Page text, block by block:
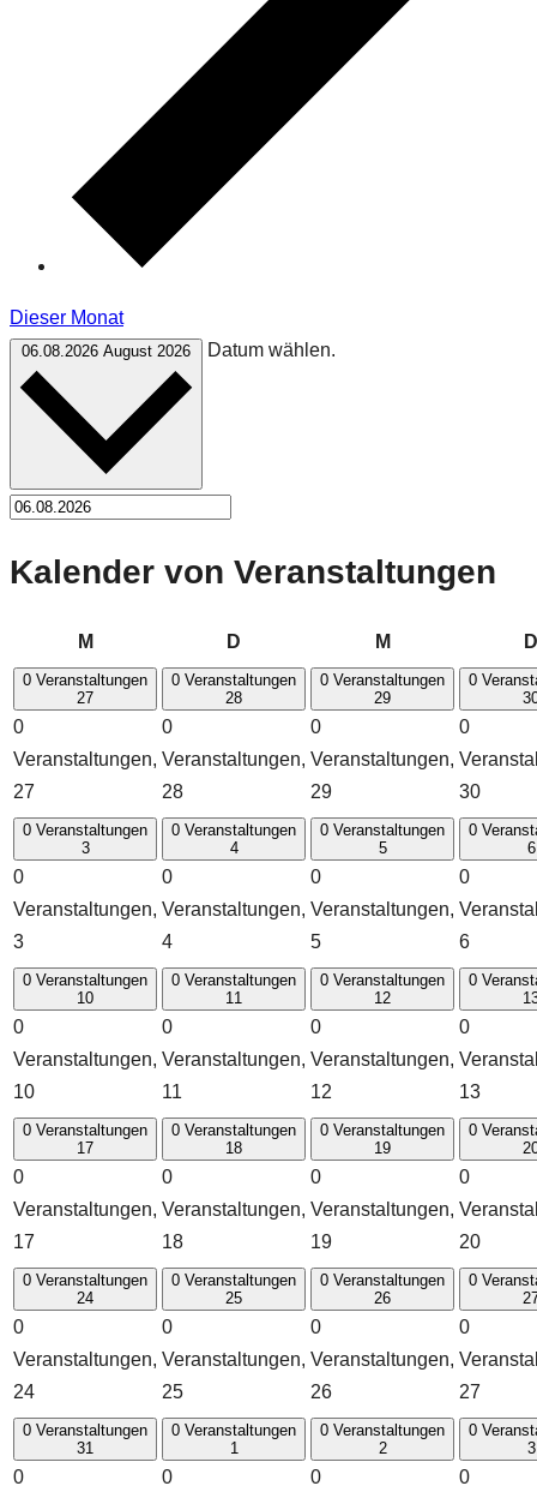
Dieser Monat
06.08.2026 August 2026 Datum wählen.
Kalender von Veranstaltungen
MMontag D MMittwoch D
0 Veranstaltungen
27
0
Veranstaltungen,
27
0 Veranstaltungen
28
0
Veranstaltungen,
28
0 Veranstaltungen
29
0
Veranstaltungen,
29
0
0
30
0 Veranstaltungen
3
0
Veranstaltungen,
3
0 Veranstaltungen
4
0
Veranstaltungen,
4
0 Veranstaltungen
5
0
Veranstaltungen,
5
0
6
0
6
0 Veranstaltungen
10
0
Veranstaltungen,
10
0 Veranstaltungen
11
0
Veranstaltungen,
11
0 Veranstaltungen
12
0
Veranstaltungen,
12
0
0
13
0 Veranstaltungen
17
0
Veranstaltungen,
17
0 Veranstaltungen
18
0
Veranstaltungen,
18
0 Veranstaltungen
19
0
Veranstaltungen,
19
0
0
20
0 Veranstaltungen
24
0
Veranstaltungen,
24
0 Veranstaltungen
25
0
Veranstaltungen,
25
0 Veranstaltungen
26
0
Veranstaltungen,
26
0
0
27
0 Veranstaltungen
31
0
0 Veranstaltungen
1
0
0 Veranstaltungen
2
0
0
3
0